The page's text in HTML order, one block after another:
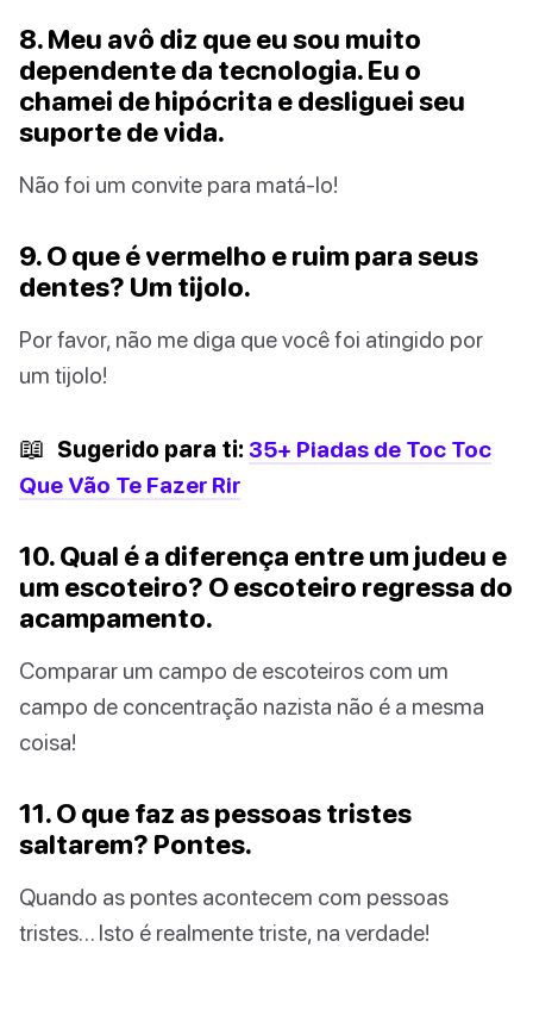
8. Meu avô diz que eu sou muito
dependente da tecnologia. Eu o
chamei de hipócrita e desliguei seu
suporte de vida.
Não foi um convite para matá-lo!
9. O que é vermelho e ruim para seus
dentes? Um tijolo.
Por favor, não me diga que você foi atingido por
um tijolo!
📖 Sugerido para ti: 35+ Piadas de Toc Toc
Que Vão Te Fazer Rir
10. Qual é a diferença entre um judeu e
um escoteiro? O escoteiro regressa do
acampamento.
Comparar um campo de escoteiros com um
campo de concentração nazista não é a mesma
coisa!
11. O que faz as pessoas tristes
saltarem? Pontes.
Quando as pontes acontecem com pessoas
tristes… Isto é realmente triste, na verdade!